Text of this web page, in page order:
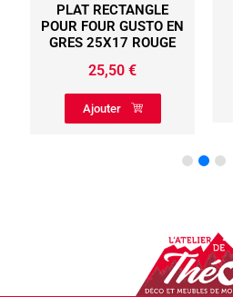
PLAT RECTANGLE
POUR FOUR GUSTO EN
GRES 25X17 ROUGE
25,50 €
Ajouter